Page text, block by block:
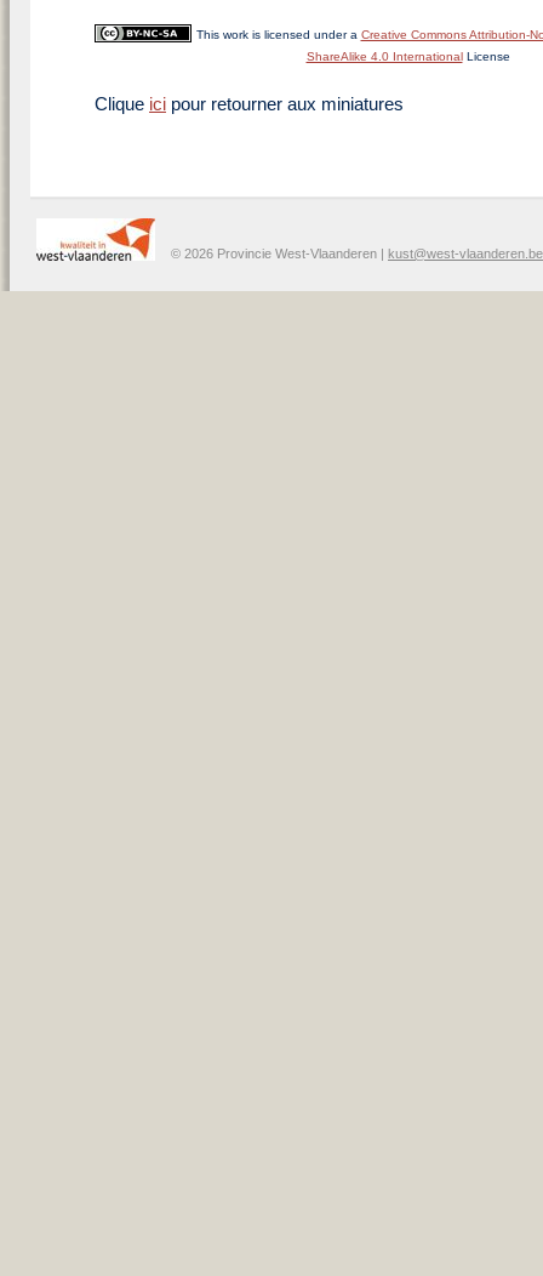
This work is licensed under a Creative Commons Attribution-
ShareAlike 4.0 InternationalLicense
Clique ici pour retourner aux miniatures
© 2026 Provincie West-Vlaanderen | kust@west-vlaanderen.be